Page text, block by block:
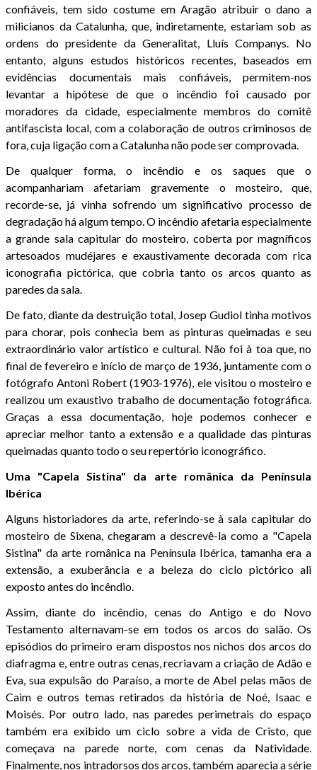
confiáveis, tem sido costume em Aragão atribuir o dano a
milicianos da Catalunha, que, indiretamente, estariam sob as
ordens do presidente da Generalitat, Lluís Companys. No
entanto, alguns estudos históricos recentes, baseados em
evidências documentais mais confiáveis, permitem-nos
levantar a hipótese de que o incêndio foi causado por
moradores da cidade, especialmente membros do comitê
antifascista local, com a colaboração de outros criminosos de
fora, cuja ligação com a Catalunha não pode ser comprovada.
De qualquer forma, o incêndio e os saques que o
acompanhariam afetariam gravemente o mosteiro, que,
recorde-se, já vinha sofrendo um significativo processo de
degradação há algum tempo. O incêndio afetaria especialmente
a grande sala capitular do mosteiro, coberta por magníficos
artesoados mudéjares e exaustivamente decorada com rica
iconografia pictórica, que cobria tanto os arcos quanto as
paredes da sala.
De fato, diante da destruição total, Josep Gudiol tinha motivos
para chorar, pois conhecia bem as pinturas queimadas e seu
extraordinário valor artístico e cultural. Não foi à toa que, no
final de fevereiro e início de março de 1936, juntamente com o
fotógrafo Antoni Robert (1903-1976), ele visitou o mosteiro e
realizou um exaustivo trabalho de documentação fotográfica.
Graças a essa documentação, hoje podemos conhecer e
apreciar melhor tanto a extensão e a qualidade das pinturas
queimadas quanto todo o seu repertório iconográfico.
Uma "Capela Sistina" da arte românica da Península
Ibérica
Alguns historiadores da arte, referindo-se à sala capitular do
mosteiro de Sixena, chegaram a descrevê-la como a "Capela
Sistina" da arte românica na Península Ibérica, tamanha era a
extensão, a exuberância e a beleza do ciclo pictórico ali
exposto antes do incêndio.
Assim, diante do incêndio, cenas do Antigo e do Novo
Testamento alternavam-se em todos os arcos do salão. Os
episódios do primeiro eram dispostos nos nichos dos arcos do
diafragma e, entre outras cenas, recriavam a criação de Adão e
Eva, sua expulsão do Paraíso, a morte de Abel pelas mãos de
Caim e outros temas retirados da história de Noé, Isaac e
Moisés. Por outro lado, nas paredes perimetrais do espaço
também era exibido um ciclo sobre a vida de Cristo, que
começava na parede norte, com cenas da Natividade.
Finalmente, nos intradorsos dos arcos, também aparecia a série